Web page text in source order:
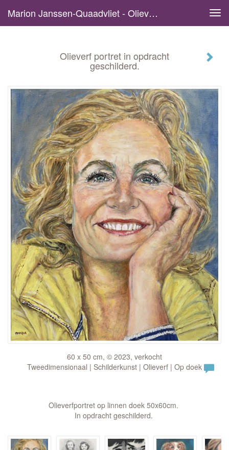
Marion Janssen-Quaadvliet - Olieverf Portret In Opdracht Geschilderd.
Olieverf portret in opdracht
geschilderd.
60 x 50 cm, © 2023, verkocht
Tweedimensionaal | Schilderkunst | Olieverf | Op doek
Olieverfportret op linnen doek 50x60cm.
In opdracht geschilderd.